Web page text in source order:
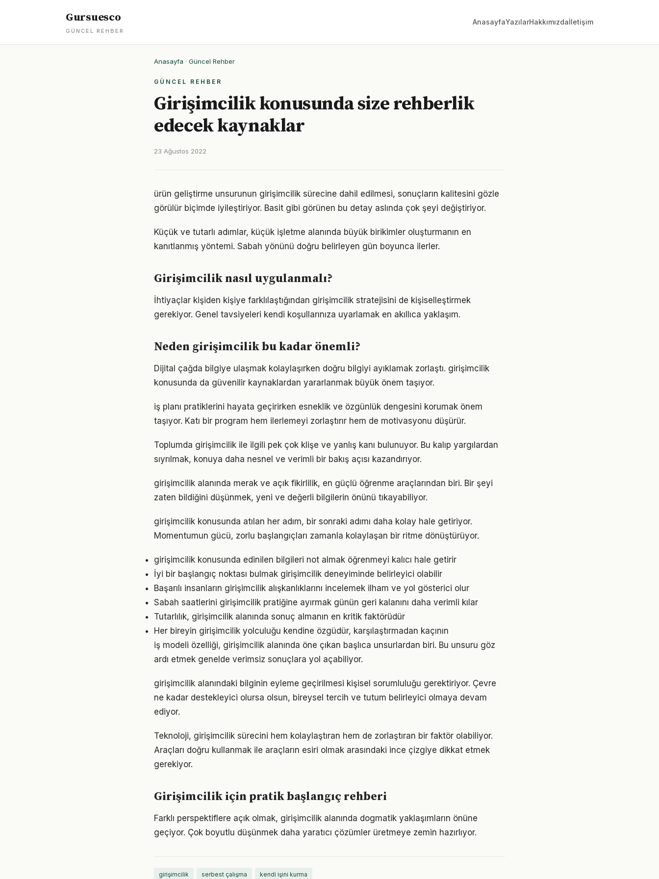
Gursuesco
GÜNCEL REHBER
AnasayfaYazılarHakkımızdaİletişim
Anasayfa · Güncel Rehber
GÜNCEL REHBER
Girişimcilik konusunda size rehberlik
edecek kaynaklar
23 Ağustos 2022
ürün geliştirme unsurunun girişimcilik sürecine dahil edilmesi, sonuçların kalitesini gözle
görülür biçimde iyileştiriyor. Basit gibi görünen bu detay aslında çok şeyi değiştiriyor.
Küçük ve tutarlı adımlar, küçük işletme alanında büyük birikimler oluşturmanın en
kanıtlanmış yöntemi. Sabah yönünü doğru belirleyen gün boyunca ilerler.
Girişimcilik nasıl uygulanmalı?
İhtiyaçlar kişiden kişiye farklılaştığından girişimcilik stratejisini de kişiselleştirmek
gerekiyor. Genel tavsiyeleri kendi koşullarınıza uyarlamak en akıllıca yaklaşım.
Neden girişimcilik bu kadar önemli?
Dijital çağda bilgiye ulaşmak kolaylaşırken doğru bilgiyi ayıklamak zorlaştı. girişimcilik
konusunda da güvenilir kaynaklardan yararlanmak büyük önem taşıyor.
iş planı pratiklerini hayata geçirirken esneklik ve özgünlük dengesini korumak önem
taşıyor. Katı bir program hem ilerlemeyi zorlaştırır hem de motivasyonu düşürür.
Toplumda girişimcilik ile ilgili pek çok klişe ve yanlış kanı bulunuyor. Bu kalıp yargılardan
sıyrılmak, konuya daha nesnel ve verimli bir bakış açısı kazandırıyor.
girişimcilik alanında merak ve açık fikirlilik, en güçlü öğrenme araçlarından biri. Bir şeyi
zaten bildiğini düşünmek, yeni ve değerli bilgilerin önünü tıkayabiliyor.
girişimcilik konusunda atılan her adım, bir sonraki adımı daha kolay hale getiriyor.
Momentumun gücü, zorlu başlangıçları zamanla kolaylaşan bir ritme dönüştürüyor.
girişimcilik konusunda edinilen bilgileri not almak öğrenmeyi kalıcı hale getirir
İyi bir başlangıç noktası bulmak girişimcilik deneyiminde belirleyici olabilir
Başarılı insanların girişimcilik alışkanlıklarını incelemek ilham ve yol gösterici olur
Sabah saatlerini girişimcilik pratiğine ayırmak günün geri kalanını daha verimli kılar
Tutarlılık, girişimcilik alanında sonuç almanın en kritik faktörüdür
Her bireyin girişimcilik yolculuğu kendine özgüdür, karşılaştırmadan kaçının
iş modeli özelliği, girişimcilik alanında öne çıkan başlıca unsurlardan biri. Bu unsuru göz
ardı etmek genelde verimsiz sonuçlara yol açabiliyor.
girişimcilik alanındaki bilginin eyleme geçirilmesi kişisel sorumluluğu gerektiriyor. Çevre
ne kadar destekleyici olursa olsun, bireysel tercih ve tutum belirleyici olmaya devam
ediyor.
Teknoloji, girişimcilik sürecini hem kolaylaştıran hem de zorlaştıran bir faktör olabiliyor.
Araçları doğru kullanmak ile araçların esiri olmak arasındaki ince çizgiye dikkat etmek
gerekiyor.
Girişimcilik için pratik başlangıç rehberi
Farklı perspektiflere açık olmak, girişimcilik alanında dogmatik yaklaşımların önüne
geçiyor. Çok boyutlu düşünmek daha yaratıcı çözümler üretmeye zemin hazırlıyor.
girişimcilik serbest çalışma kendi işini kurma